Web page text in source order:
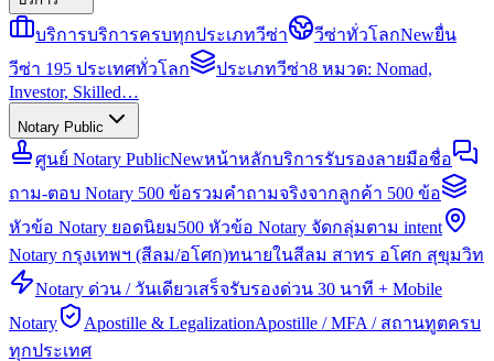
บริการบริการครบทุกประเภทวีซ่า วีซ่าทั่วโลกNewยื่น
วีซ่า 195 ประเทศทั่วโลก
ประเภทวีซ่า8 หมวด: Nomad,
Investor, Skilled…
Notary Public
ศูนย์ Notary PublicNewหน้าหลักบริการรับรองลายมือชื่อ
ถาม-ตอบ Notary 500 ข้อรวมคำถามจริงจากลูกค้า 500 ข้อ
หัวข้อ Notary ยอดนิยม500 หัวข้อ Notary จัดกลุ่มตาม intent
Notary กรุงเทพฯ (สีลม/อโศก)ทนายในสีลม สาทร อโศก สุขุมวิท
Notary ด่วน / วันเดียวเสร็จรับรองด่วน 30 นาที + Mobile
Notary
Apostille & LegalizationApostille / MFA / สถานทูตครบ
ทุกประเทศ